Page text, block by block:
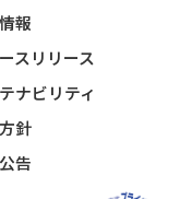
報
スリリース
ナビリティ
針
告